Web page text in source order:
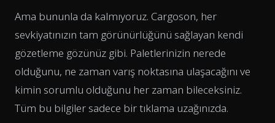
Ama bununla da kalmıyoruz. Cargoson, her
sevkiyatınızın tam görünürlüğünü sağlayan kendi
gözetleme gözünüz gibi. Paletlerinizin nerede
olduğunu, ne zaman varış noktasına ulaşacağını ve
kimin sorumlu olduğunu her zaman bileceksiniz.
Tüm bu bilgiler sadece bir tıklama uzağınızda.